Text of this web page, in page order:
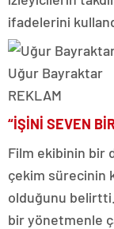
ifadelerini
Uğur Bayraktar
REKLAM
“İŞİNİ SEVEN
Film ekibinin bir
çekim sürecinin
olduğunu
bir yönetmenle